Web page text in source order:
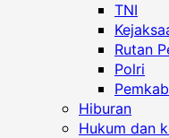
TNI
Rutan
Polri
Hiburan
Hukum dan